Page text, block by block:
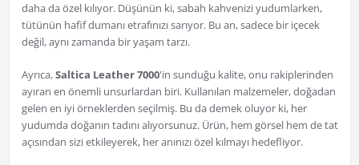
daha da özel kılıyor. Düşünün ki, sabah kahvenizi yudumlarken,
tütünün hafif dumanı etrafınızı sarıyor. Bu an, sadece bir içecek
değil, aynı zamanda bir yaşam tarzı.
Ayrıca,Saltica Leather 7000'in sunduğu kalite, onu rakiplerinden
ayıran en önemli unsurlardan biri. Kullanılan malzemeler, doğadan
gelen en iyi örneklerden seçilmiş. Bu da demek oluyor ki, her
yudumda doğanın tadını alıyorsunuz. Ürün, hem görsel hem de tat
açısından sizi etkileyerek, her anınızı özel kılmayı hedefliyor.